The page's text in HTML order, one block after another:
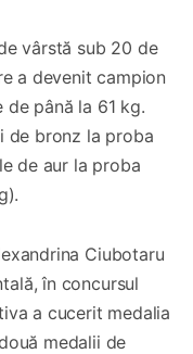
vârstă sub 20 de
a devenit campion
până la 61 kg.
de bronz la proba
de aur la proba
Ciubotaru
în concursul
a cucerit medalia
medalii de